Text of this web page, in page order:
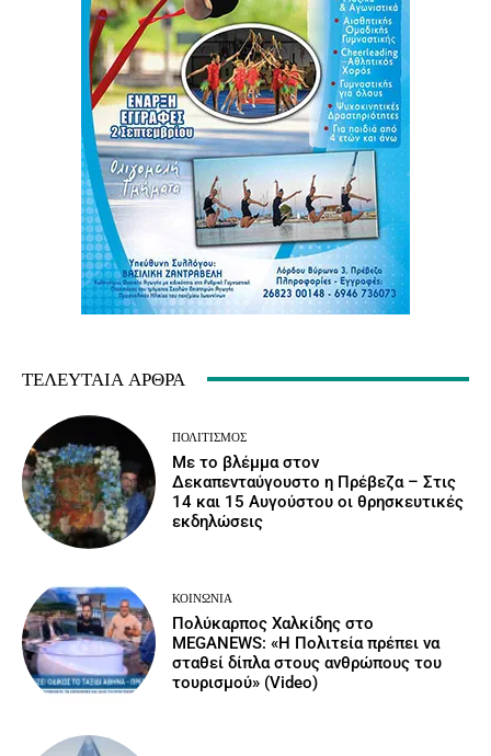
ΤΕΛΕΥΤΑΊΑ ΆΡΘΡΑ
ΠΟΛΙΤΙΣΜΌΣ
Με το βλέμμα στον
Δεκαπενταύγουστο η Πρέβεζα – Στις
14 και 15 Αυγούστου οι θρησκευτικές
εκδηλώσεις
ΚΟΙΝΩΝΙΑ
Πολύκαρπος Χαλκίδης στο
MEGANEWS: «Η Πολιτεία πρέπει να
σταθεί δίπλα στους ανθρώπους του
τουρισμού» (Video)